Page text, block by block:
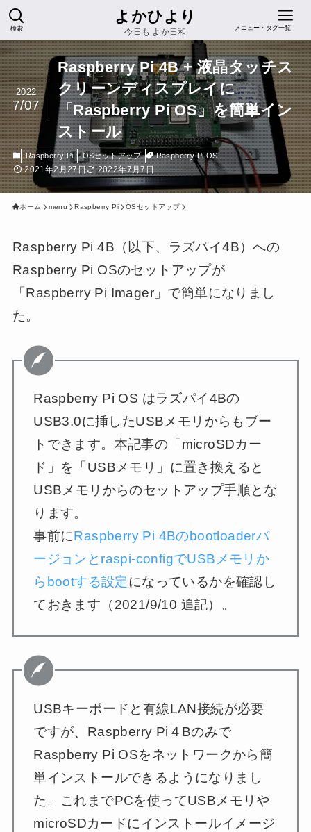
よかひより
今日も よか日和
検索 メニュー・タグ一覧
Raspberry Pi 4B + 液晶タッチス
クリーンディスプレイに
「Raspberry Pi OS」を簡単イン
ストール
2022
7/07
Raspberry Pi OSセットアップ Raspberry Pi OS
2021年2月27日 2022年7月7日
ホーム menu Raspberry Pi OSセットアップ
Raspberry Pi 4B（以下、ラズパイ4B）への
Raspberry Pi OSのセットアップが
「Raspberry Pi Imager」で簡単になりまし
た。
Raspberry Pi OS はラズパイ4Bの
USB3.0に挿したUSBメモリからもブー
トできます。本記事の「microSDカー
ド」を「USBメモリ」に置き換えると
USBメモリからのセットアップ手順とな
ります。
事前にRaspberry Pi 4Bのbootloaderバ
ージョンとraspi-configでUSBメモリか
らbootする設定になっているかを確認し
ておきます（2021/9/10 追記）。
USBキーボードと有線LAN接続が必要
ですが、Raspberry Pi４Bのみで
Raspberry Pi OSをネットワークから簡
単インストールできるようになりまし
た。これまでPCを使ってUSBメモリや
microSDカードにインストールイメージ